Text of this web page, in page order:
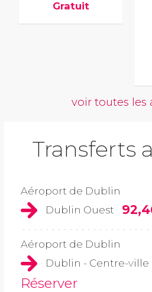
Gratuit
voir toutes les
Transferts
Aéroport de Dublin
Dublin Ouest
Aéroport de Dublin
Dublin - Centre-ville
Réserver